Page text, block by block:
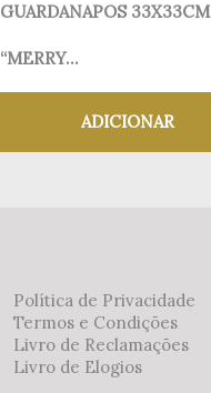
GUARDANAPOS 33X33CM
“MERRY...
ADICIONAR
Política de Privacidade
Termos e Condições
Livro de Reclamações
Livro de Elogios